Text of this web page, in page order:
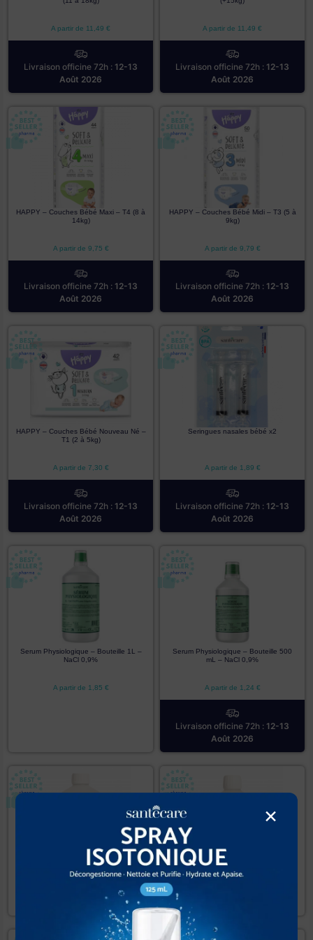
×
A partir de 11,49 €
Livraison officine 72h : 12-13
Août 2026
A partir de 11,49 €
Livraison officine 72h : 12-13
Août 2026
HAPPY – Couches Bébé Maxi – T4 (8 à
14kg)
A partir de 9,75 €
Livraison officine 72h : 12-13
Août 2026
HAPPY – Couches Bébé Midi – T3 (5 à
9kg)
A partir de 9,79 €
Livraison officine 72h : 12-13
Août 2026
HAPPY – Couches Bébé Nouveau Né –
T1 (2 à 5kg)
A partir de 7,30 €
Livraison officine 72h : 12-13
Août 2026
Seringues nasales bébé x2
A partir de 1,89 €
Livraison officine 72h : 12-13
Août 2026
Serum Physiologique – Bouteille 1L –
NaCl 0,9%
A partir de 1,85 €
Serum Physiologique – Bouteille 500
mL – NaCl 0,9%
A partir de 1,24 €
Livraison officine 72h : 12-13
Août 2026
Serum Physiologique – Bouteille 1L –
NaCl 0,9%
Serum Physiologique – Bouteille 500mL
– NaCl 0,9%